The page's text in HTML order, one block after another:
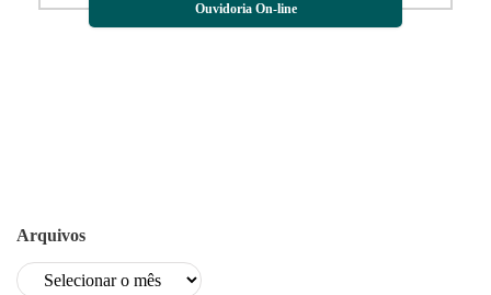
Ouvidoria On-line
Arquivos